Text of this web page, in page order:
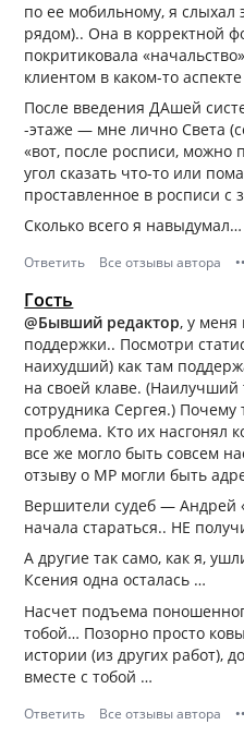
по ее мобильному, я слыхал
рядом).. Она в корректной
покритиковала
клиентом в каком-то
После введения ДАшей
-этаже — мне лично Света
«вот, после росписи, можно
угол сказать что-то или
проставленное в росписи с
Сколько всего я
Ответить Все отзывы автора
Гость
@Бывший редактор, у меня
поддержки.. Посмотри
наихудший) как там
на своей клаве. (Наилучший
сотрудника Сергея.)
проблема. Кто их насгонял
все же могло быть совсем
отзыву о МР могли быть
Вершители судеб — Андрей
начала стараться.. НЕ
А другие так само, как я,
Ксения одна осталась …
Насчет подъема
тобой… Позорно просто
истории (из других работ),
вместе с тобой …
Ответить Все отзывы автора